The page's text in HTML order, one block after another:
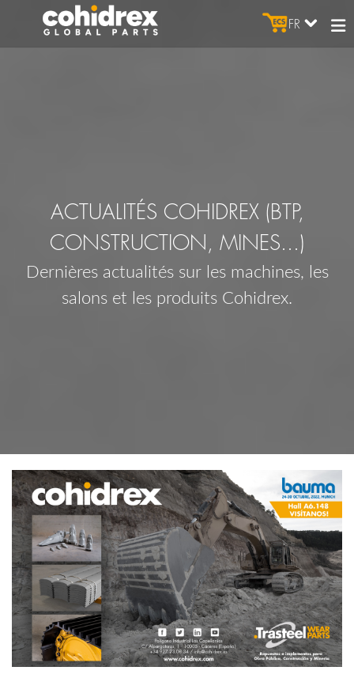
FR
ACTUALITÉS COHIDREX (BTP,
CONSTRUCTION, MINES...)
Dernières actualités sur les machines, les
salons et les produits Cohidrex.